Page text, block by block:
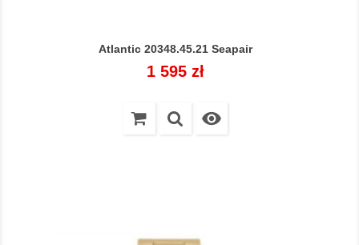
Atlantic 20348.45.21 Seapair
Cena
1 595 zł
